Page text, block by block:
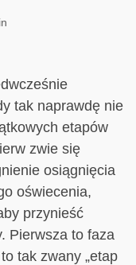
tak naprawdę nie
etapów
zwie się
osiągnięcia
oświecenia,
przynieść
Pierwsza to faza
tak zwany „etap